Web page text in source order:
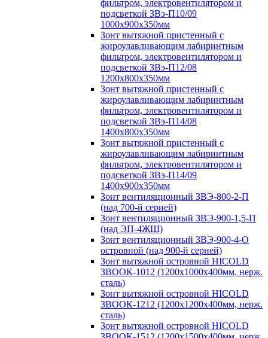
фильтром, электровентилятором и
подсветкой ЗВэ-П10/09
1000х900х350мм
Зонт вытяжной пристенный с
жироулавливающим лабиринтным
фильтром, электровентилятором и
подсветкой ЗВэ-П12/08
1200х800х350мм
Зонт вытяжной пристенный с
жироулавливающим лабиринтным
фильтром, электровентилятором и
подсветкой ЗВэ-П14/08
1400х800х350мм
Зонт вытяжной пристенный с
жироулавливающим лабиринтным
фильтром, электровентилятором и
подсветкой ЗВэ-П14/09
1400х900х350мм
Зонт вентиляционный ЗВЭ-800-2-П
(над 700-й серией)
Зонт вентиляционный ЗВЭ-900-1,5-П
(над ЭП-4ЖШ)
Зонт вентиляционный ЗВЭ-900-4-О
островной (над 900-й серией)
Зонт вытяжной островной HICOLD
ЗВООК-1012 (1200х1000х400мм, нерж.
сталь)
Зонт вытяжной островной HICOLD
ЗВООК-1212 (1200x1200x400мм, нерж.
сталь)
Зонт вытяжной островной HICOLD